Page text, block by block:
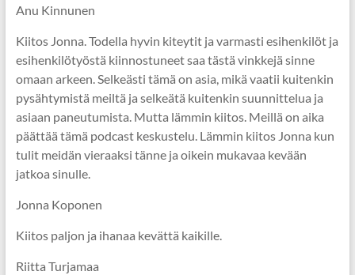
Anu Kinnunen
Kiitos Jonna. Todella hyvin kiteytit ja varmasti esihenkilöt ja
esihenkilötyöstä kiinnostuneet saa tästä vinkkejä sinne
omaan arkeen. Selkeästi tämä on asia, mikä vaatii kuitenkin
pysähtymistä meiltä ja selkeätä kuitenkin suunnittelua ja
asiaan paneutumista. Mutta lämmin kiitos. Meillä on aika
päättää tämä podcast keskustelu. Lämmin kiitos Jonna kun
tulit meidän vieraaksi tänne ja oikein mukavaa kevään
jatkoa sinulle.
Jonna Koponen
Kiitos paljon ja ihanaa kevättä kaikille.
Riitta Turjamaa